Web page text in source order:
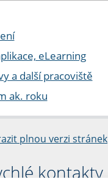
eLearning
a další pracoviště
ak. roku
plnou verzi stránek
kontakty